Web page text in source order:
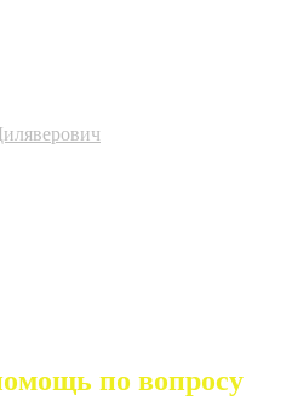
по вопросу